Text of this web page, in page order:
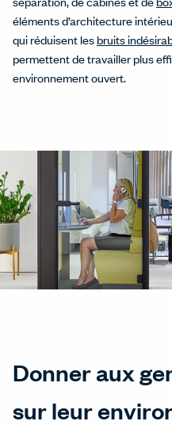
éléments d’architecture
qui réduisent lesbruits
permettent de travailler plus
environnement ouvert.
Donner aux
sur leur